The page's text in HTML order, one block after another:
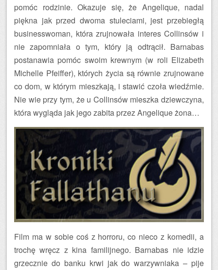
pomóc rodzinie. Okazuje się, że Angelique, nadal
piękna jak przed dwoma stuleciami, jest przebiegłą
businesswoman, która zrujnowała interes Collinsów i
nie zapomniała o tym, który ją odtrącił. Barnabas
postanawia pomóc swoim krewnym (w roli Elizabeth
Michelle Pfeiffer), których życia są równie zrujnowane
co dom, w którym mieszkają, i stawić czoła wiedźmie.
Nie wie przy tym, że u Collinsów mieszka dziewczyna,
która wygląda jak jego zabita przez Angelique żona…
Film ma w sobie coś z horroru, co nieco z komedii, a
trochę wręcz z kina familijnego. Barnabas nie idzie
grzecznie do banku krwi jak do warzywniaka – pije